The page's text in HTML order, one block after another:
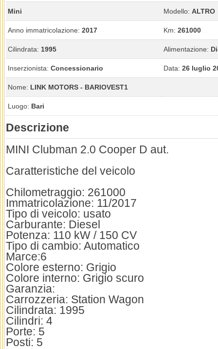
Mini Modello: ALTRO
Anno immatricolazione: 2017 Km: 261000
Cilindrata: 1995 Alimentazione:
Inserzionista: Concessionario Data: 26 luglio
Nome: LINK MOTORS - BARIOVEST1
Luogo: Bari
Descrizione
MINI Clubman 2.0 Cooper D aut.
Caratteristiche del veicolo
Chilometraggio: 261000
Immatricolazione: 11/2017
Tipo di veicolo: usato
Carburante: Diesel
Potenza: 110 kW / 150 CV
Tipo di cambio: Automatico
Marce:6
Colore esterno: Grigio
Colore interno: Grigio scuro
Garanzia:
Carrozzeria: Station Wagon
Cilindrata: 1995
Cilindri: 4
Porte: 5
Posti: 5